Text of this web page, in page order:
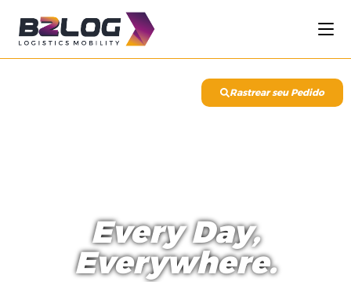
Rastrear seu Pedido
Every Day,
Everywhere.